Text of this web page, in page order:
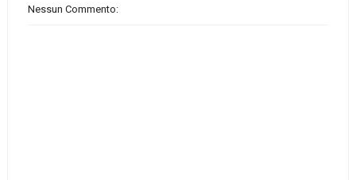
Nessun Commento: